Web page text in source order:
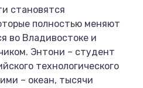
становятся
полностью меняют
во Владивостоке и
Энтони – студент
технологического
– океан, тысячи